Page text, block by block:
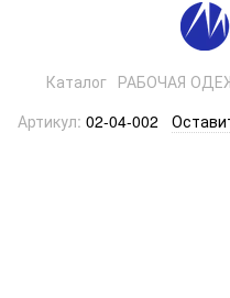
Каталог РАБОЧАЯ
Артикул: 02-04-002